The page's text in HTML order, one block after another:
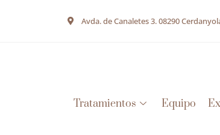
Avda. de Canaletes 3. 08290
Tratamientos Equipo